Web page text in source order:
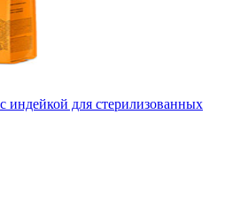
индейкой для стерилизованных